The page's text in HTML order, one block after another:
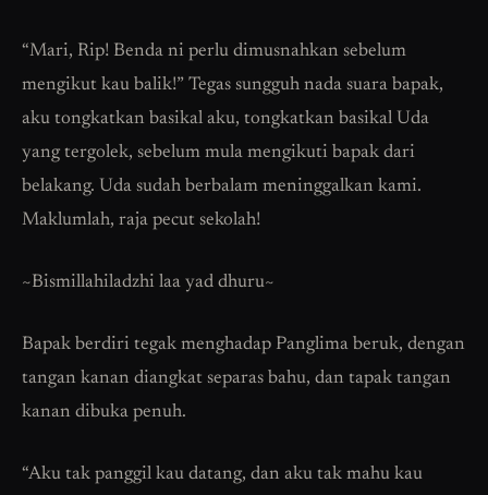
“Mari, Rip! Benda ni perlu dimusnahkan sebelum
mengikut kau balik!” Tegas sungguh nada suara bapak,
aku tongkatkan basikal aku, tongkatkan basikal Uda
yang tergolek, sebelum mula mengikuti bapak dari
belakang. Uda sudah berbalam meninggalkan kami.
Maklumlah, raja pecut sekolah!
~Bismillahiladzhi laa yad dhuru~
Bapak berdiri tegak menghadap Panglima beruk, dengan
tangan kanan diangkat separas bahu, dan tapak tangan
kanan dibuka penuh.
“Aku tak panggil kau datang, dan aku tak mahu kau